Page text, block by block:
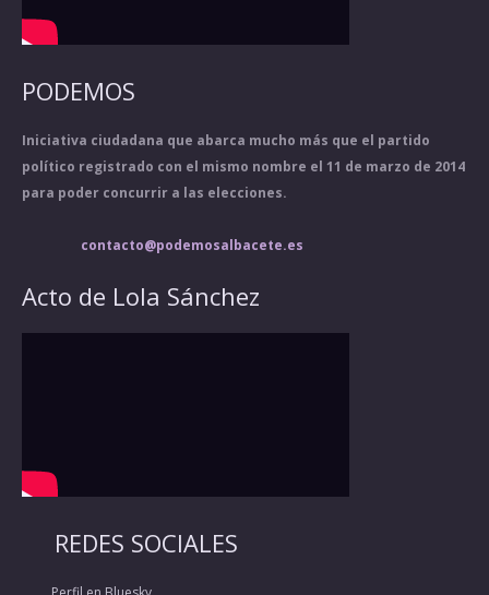
PODEMOS
Iniciativa ciudadana que abarca mucho más que el partido
político registrado con el mismo nombre el 11 de marzo de 2014
para poder concurrir a las elecciones.
contacto@podemosalbacete.es
Acto de Lola Sánchez
REDES SOCIALES